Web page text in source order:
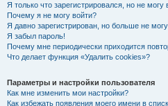
Я только что зарегистрировался, но не могу
Почему я не могу войти?
Я давно зарегистрирован, но больше не
Я забыл пароль!
Почему мне периодически приходится
Что делает функция «Удалить cookies»?
Параметры и настройки пользователя
Как мне изменить мои настройки?
Как избежать появления моего имени в